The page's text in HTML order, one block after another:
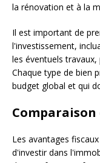
la rénovation et à la
Il est important de
l'investissement,
les éventuels
Chaque type de bien
budget global et qui
Comparaison
Les avantages
d'investir dans